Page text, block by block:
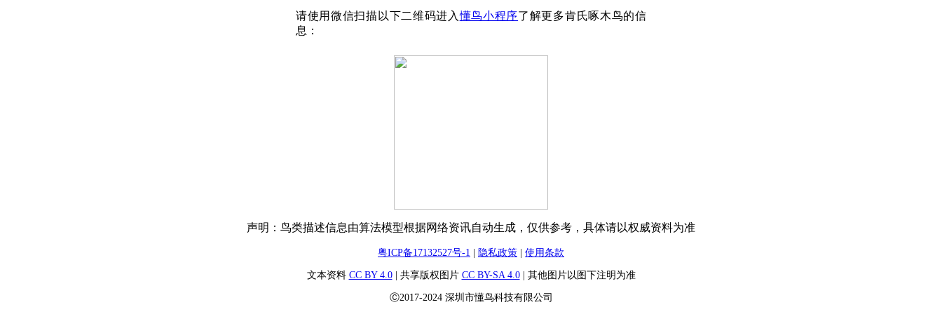
请使用微信扫描以下二维码进入懂鸟小程序了解更多肯氏啄木鸟的信
息：
声明：鸟类描述信息由算法模型根据网络资讯自动生成，仅供参考，具体请以权威资料为准
粤ICP备17132527号-1 隐私政策 使用条款
文本资料 CC BY 4.0| 共享版权图片 CC BY-SA 4.0| 其他图片以图下注明为准
Ⓒ2017-2024 深圳市懂鸟科技有限公司